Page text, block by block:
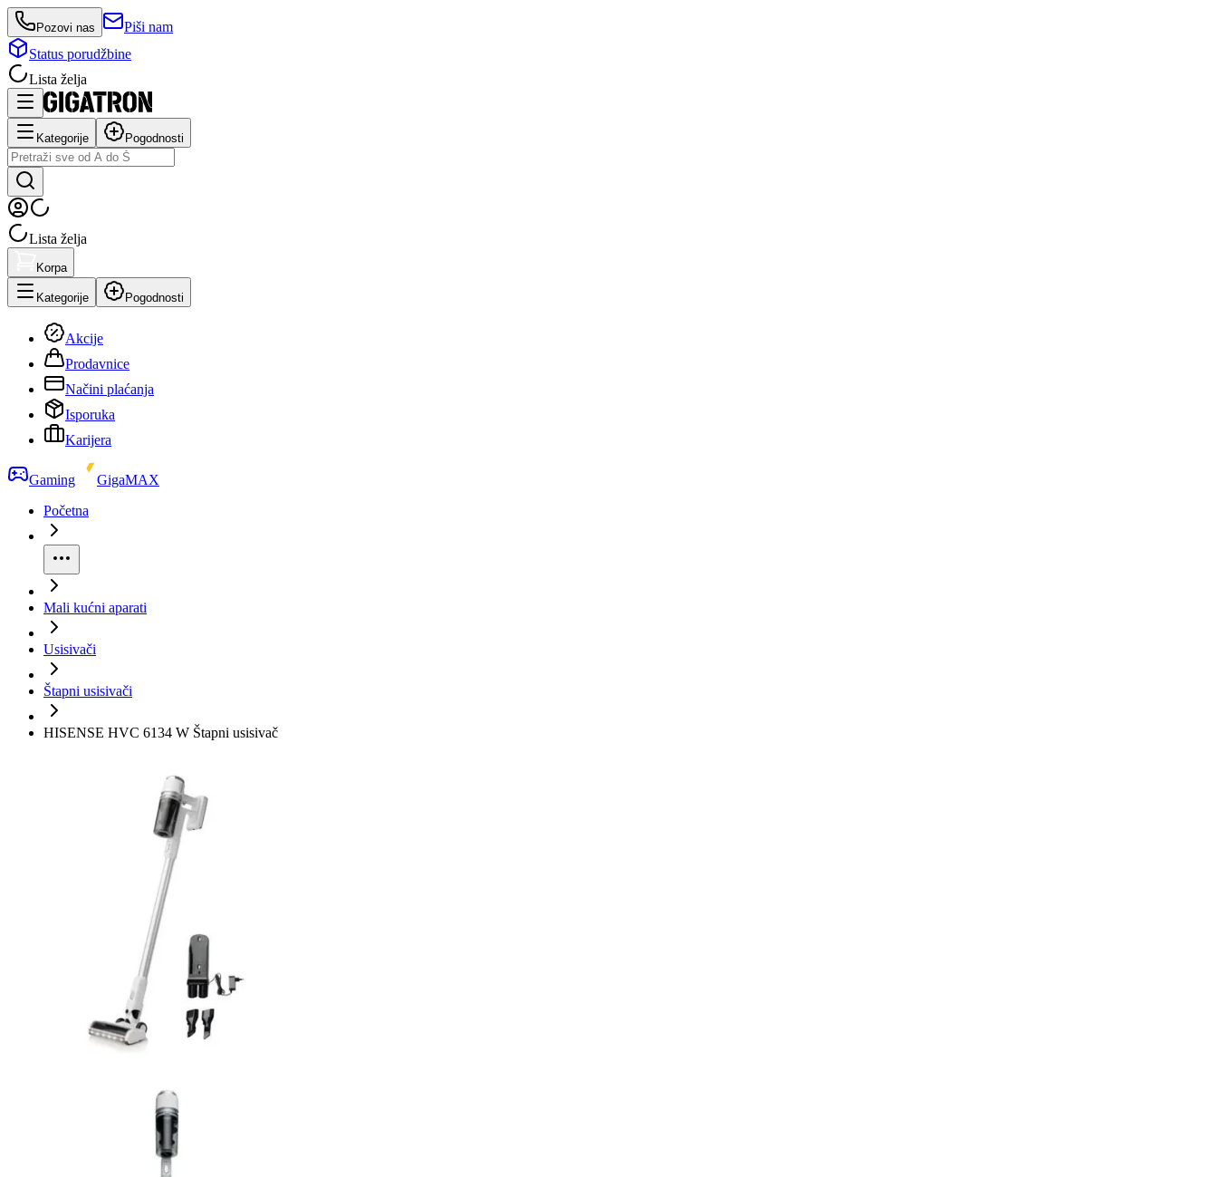
Pozovi nas
Piši nam
Status porudžbine
Lista želja
Kategorije Pogodnosti
Lista želja
Korpa
Kategorije Pogodnosti
Akcije
Prodavnice
Načini plaćanja
Isporuka
Karijera
Gaming
GigaMAX
Početna
Mali kućni aparati
Usisivači
Štapni usisivači
HISENSE HVC 6134 W Štapni usisivač